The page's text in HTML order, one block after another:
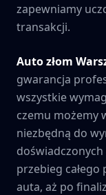
zapewniamy
transakcji.
Auto złom
gwarancja
wszystkie
czemu możemy
niezbędną do
przebieg
auta, aż po